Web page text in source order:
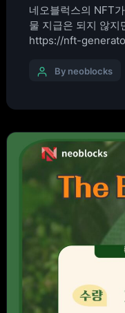
네오블럭스의 NFT
물 지급은 되지 않지
https://nft-
By neoblocks